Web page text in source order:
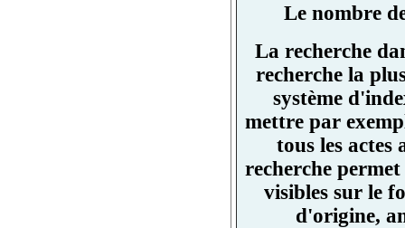
Le nombre
La recherche
recherche la
système
mettre par
tous les
recherche
visibles sur le
d'origine,